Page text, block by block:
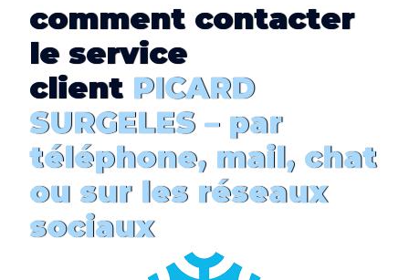
comment contacter
le service
clientPICARD
SURGELES – par
téléphone, mail, chat
ou sur les réseaux
sociaux